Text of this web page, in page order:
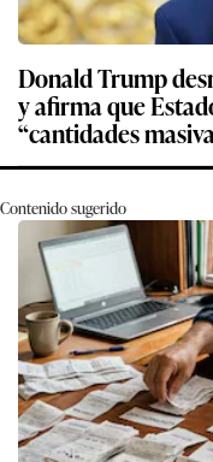
Donald Trump
y afirma que
“cantidades
Contenido sugerido